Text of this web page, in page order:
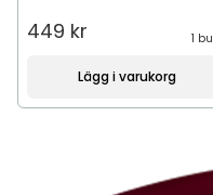
449 kr 1
Lägg i varukorg